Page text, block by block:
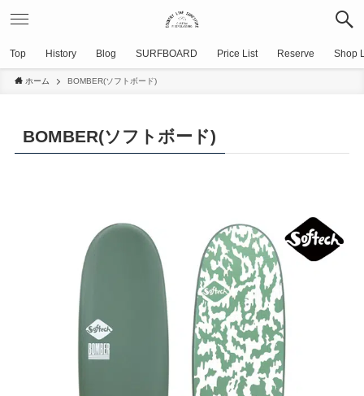
Top History Blog SURFBOARD Price List Reserve Shop
ホーム BOMBER(ソフトボード)
BOMBER(ソフトボード)